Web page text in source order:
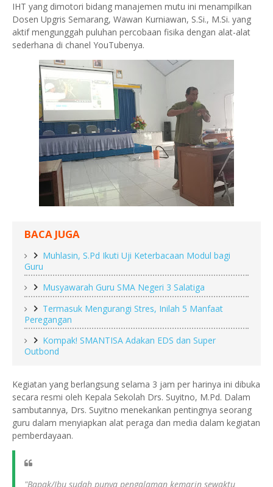
IHT yang dimotori bidang manajemen mutu ini menampilkan
Dosen Upgris Semarang, Wawan Kurniawan, S.Si., M.Si. yang
aktif mengunggah puluhan percobaan fisika dengan alat-alat
sederhana di chanel YouTubenya.
BACA JUGA
Muhlasin, S.Pd Ikuti Uji Keterbacaan Modul bagi
Guru
Musyawarah Guru SMA Negeri 3 Salatiga
Termasuk Mengurangi Stres, Inilah 5 Manfaat
Peregangan
Kompak! SMANTISA Adakan EDS dan Super
Outbond
Kegiatan yang berlangsung selama 3 jam per harinya ini dibuka
secara resmi oleh Kepala Sekolah Drs. Suyitno, M.Pd. Dalam
sambutannya, Drs. Suyitno menekankan pentingnya seorang
guru dalam menyiapkan alat peraga dan media dalam kegiatan
pemberdayaan.
"Bapak/Ibu sudah punya pengalaman kemarin sewaktu